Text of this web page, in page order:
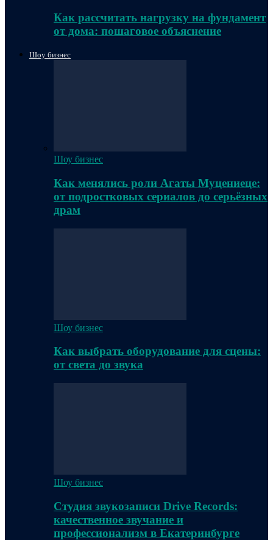
Как рассчитать нагрузку на фундамент
от дома: пошаговое объяснение
Шоу бизнес
Шоу бизнес
Как менялись роли Агаты Муцениеце:
от подростковых сериалов до серьёзных
драм
Шоу бизнес
Как выбрать оборудование для сцены:
от света до звука
Шоу бизнес
Студия звукозаписи Drive Records:
качественное звучание и
профессионализм в Екатеринбурге